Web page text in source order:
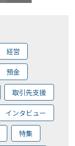
経営
預金
取引先支援
インタビュー
特集